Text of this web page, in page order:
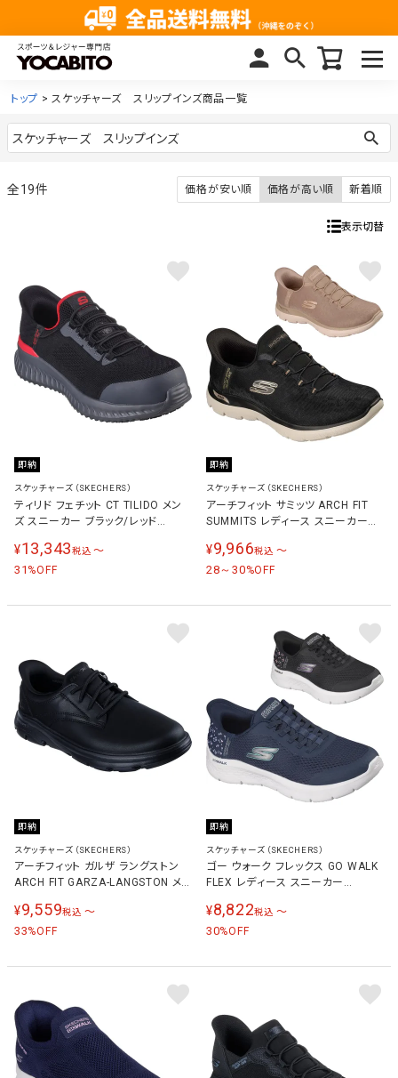
トップ スケッチャーズ スリップインズ商品一覧
価格が安い順 価格が高い順 新着順
19
表示切替
即納
スケッチャーズ（SKECHERS）
ティリド フェチット CT TILIDO メン
ズ スニーカー ブラック/レッド
¥13,343税込 〜
31 %OFF
即納
スケッチャーズ（SKECHERS）
アーチフィット サミッツ ARCH FIT
SUMMITS レディース スニーカー
¥9,966税込 〜
28～30%OFF
即納
スケッチャーズ（SKECHERS）
アーチフィット ガルザ ラングストン
ARCH FIT GARZA-LANGSTON メ
BBK
¥9,559税込 〜
33%OFF
即納
スケッチャーズ（SKECHERS）
ゴー ウォーク フレックス GO WALK
FLEX レディース スニーカー
¥8,822税込 〜
30%OFF